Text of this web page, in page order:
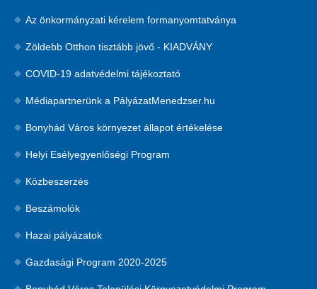
Az önkormányzati kérelem formanyomtatványa
Zöldebb Otthon tisztább jövő - KIADVÁNY
COVID-19 adatvédelmi tájékoztató
Médiapartnerünk a PályázatMenedzser.hu
Bonyhád Város környezet állapot értékelése
Helyi Esélyegyenlőségi Program
Közbeszerzés
Beszámolók
Hazai pályázatok
Gazdasági Program 2020-2025